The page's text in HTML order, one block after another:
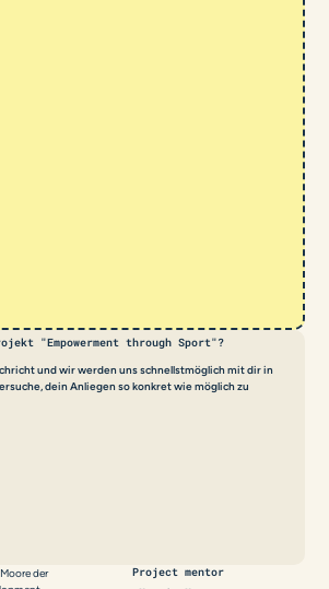
"Empowerment through Sport"?
und wir werden uns schnellstmöglich mit dir in
dein Anliegen so konkret wie möglich zu
Project mentor